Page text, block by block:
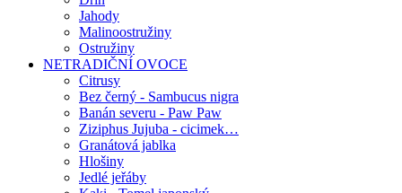
Jahody
Malinoostružiny
Ostružiny
NETRADIČNÍ OVOCE
Citrusy
Bez černý - Sambucus nigra
Banán severu - Paw Paw
Ziziphus Jujuba - cicimek…
Granátová jablka
Hlošiny
Jedlé jeřáby